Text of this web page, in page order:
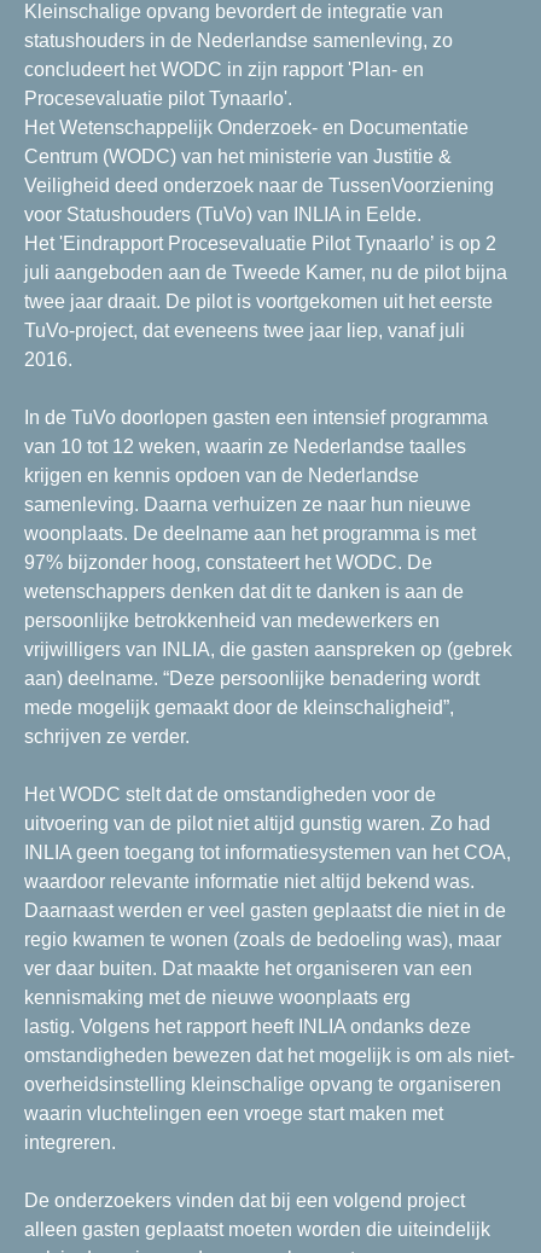
Kleinschalige opvang bevordert de integratie van
statushouders in de Nederlandse samenleving, zo
concludeert het WODC in zijn rapport 'Plan- en
Procesevaluatie pilot Tynaarlo'.
Het Wetenschappelijk Onderzoek- en Documentatie
Centrum (WODC) van het ministerie van Justitie &
Veiligheid deed onderzoek naar de TussenVoorziening
voor Statushouders (TuVo) van INLIA in Eelde.
Het 'Eindrapport Procesevaluatie Pilot Tynaarlo’ is op 2
juli aangeboden aan de Tweede Kamer, nu de pilot bijna
twee jaar draait. De pilot is voortgekomen uit het eerste
TuVo-project, dat eveneens twee jaar liep, vanaf juli
2016.
In de TuVo doorlopen gasten een intensief programma
van 10 tot 12 weken, waarin ze Nederlandse taalles
krijgen en kennis opdoen van de Nederlandse
samenleving. Daarna verhuizen ze naar hun nieuwe
woonplaats. De deelname aan het programma is met
97% bijzonder hoog, constateert het WODC. De
wetenschappers denken dat dit te danken is aan de
persoonlijke betrokkenheid van medewerkers en
vrijwilligers van INLIA, die gasten aanspreken op (gebrek
aan) deelname. “Deze persoonlijke benadering wordt
mede mogelijk gemaakt door de kleinschaligheid”,
schrijven ze verder.
Het WODC stelt dat de omstandigheden voor de
uitvoering van de pilot niet altijd gunstig waren. Zo had
INLIA geen toegang tot informatiesystemen van het COA,
waardoor relevante informatie niet altijd bekend was.
Daarnaast werden er veel gasten geplaatst die niet in de
regio kwamen te wonen (zoals de bedoeling was), maar
ver daar buiten. Dat maakte het organiseren van een
kennismaking met de nieuwe woonplaats erg
lastig. Volgens het rapport heeft INLIA ondanks deze
omstandigheden bewezen dat het mogelijk is om als niet-
overheidsinstelling kleinschalige opvang te organiseren
waarin vluchtelingen een vroege start maken met
integreren.
De onderzoekers vinden dat bij een volgend project
alleen gasten geplaatst moeten worden die uiteindelijk